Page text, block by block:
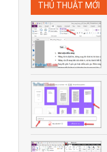
THỦ THUẬT MỚI